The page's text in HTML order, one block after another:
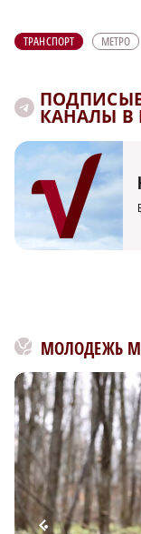
ТРАНСПОРТ МЕТРО
КАНАЛЫ В
МОЛОДЕЖЬ